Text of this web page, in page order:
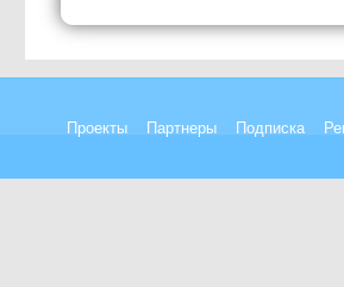
Проекты Партнеры Подписка